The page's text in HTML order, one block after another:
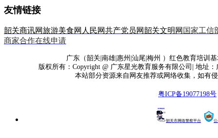
友情链接
韶关商讯网旅游美食网 人民网共产党员网韶关文明网 国家工信
商家合作在线申请
广东（韶关|南雄|惠州|汕尾|梅州 ）红色教育培训
版权所有：Copyright @ 广东星光教育服务有限公司| 地址
本站部分资源来自网友推荐或网络收集，如有
粤ICP备19077198号
韶关市网络警察平台 公